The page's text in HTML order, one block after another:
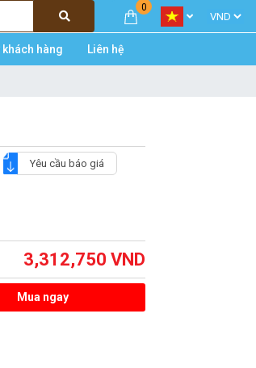
0
khách hàng Liên hệ
Yêu cầu báo giá
3,312,750 VND
Mua ngay